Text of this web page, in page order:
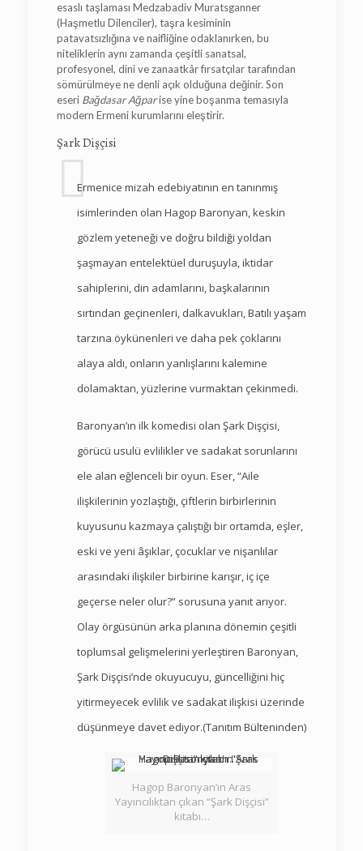
esaslı taşlaması Medzabadiv Muratsganner
(Haşmetlu Dilenciler), taşra kesiminin
patavatsızlığına ve naifliğine odaklanırken, bu
niteliklerin aynı zamanda çeşitli sanatsal,
profesyonel, dini ve zanaatkâr fırsatçılar tarafından
sömürülmeye ne denli açık olduğuna değinir. Son
eseri Bağdasar Ağparise yine boşanma temasıyla
modern Ermeni kurumlarını eleştirir.
Şark Dişçisi
Ermenice mizah edebiyatının en tanınmış
isimlerinden olan Hagop Baronyan, keskin
gözlem yeteneği ve doğru bildiği yoldan
şaşmayan entelektüel duruşuyla, iktidar
sahiplerini, din adamlarını, başkalarının
sırtından geçinenleri, dalkavukları, Batılı yaşam
tarzına öykünenleri ve daha pek çoklarını
alaya aldı, onların yanlışlarını kalemine
dolamaktan, yüzlerine vurmaktan çekinmedi.
Baronyan’ın ilk komedisi olan Şark Dişçisi,
görücü usulü evlilikler ve sadakat sorunlarını
ele alan eğlenceli bir oyun. Eser, “Aile
ilişkilerinin yozlaştığı, çiftlerin birbirlerinin
kuyusunu kazmaya çalıştığı bir ortamda, eşler,
eski ve yeni âşıklar, çocuklar ve nişanlılar
arasındaki ilişkiler birbirine karışır, iç içe
geçerse neler olur?” sorusuna yanıt arıyor.
Olay örgüsünün arka planına dönemin çeşitli
toplumsal gelişmelerini yerleştiren Baronyan,
Şark Dişçisi’nde okuyucuyu, güncelliğini hiç
yitirmeyecek evlilik ve sadakat ilişkisi üzerinde
düşünmeye davet ediyor.(Tanıtım Bülteninden)
Hagop Baronyan’ın Aras
Yayıncılıktan çıkan “Şark Dişçisi”
kitabı…